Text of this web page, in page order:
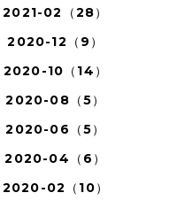
2021-02（28）
2020-12（9）
2020-10（14）
2020-08（5）
2020-06（5）
2020-04（6）
2020-02（10）